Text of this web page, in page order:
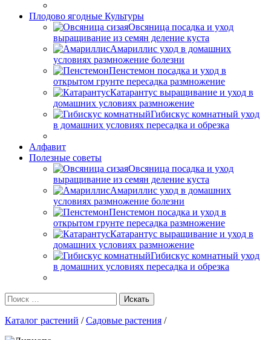
Плодово ягодные Культуры
Овсяница посадка и уход
выращивание из семян деление куста
Амариллис уход в домашних
условиях размножение болезни
Пенстемон посадка и уход в
открытом грунте пересадка размножение
Катарантус выращивание и уход в
домашних условиях размножение
Гибискус комнатный уход
в домашних условиях пересадка и обрезка
Алфавит
Полезные советы
Овсяница посадка и уход
выращивание из семян деление куста
Амариллис уход в домашних
условиях размножение болезни
Пенстемон посадка и уход в
открытом грунте пересадка размножение
Катарантус выращивание и уход в
домашних условиях размножение
Гибискус комнатный уход
в домашних условиях пересадка и обрезка
Каталог растений /Садовые растения /